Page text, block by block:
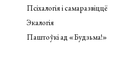
Псіхалогія і самаразвіццё
Экалогія
Паштоўкі ад «Будзьма!»